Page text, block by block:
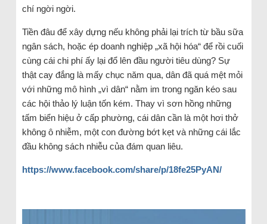
chí ngời ngời.
Tiền đâu để xây dựng nếu không phải lại trích từ bầu sữa
ngân sách, hoặc ép doanh nghiệp „xã hội hóa“ để rồi cuối
cùng cái chi phí ấy lại đổ lên đầu người tiêu dùng? Sự
thật cay đắng là mấy chục năm qua, dân đã quá mệt mỏi
với những mô hình „vì dân“ nằm im trong ngăn kéo sau
các hội thảo lý luận tốn kém. Thay vì sơn hồng những
tấm biển hiệu ở cấp phường, cái dân cần là một hơi thở
không ô nhiễm, một con đường bớt kẹt và những cái lắc
đầu không sách nhiễu của đám quan liêu.
https://www.facebook.com/share/p/18fe25PyAN/